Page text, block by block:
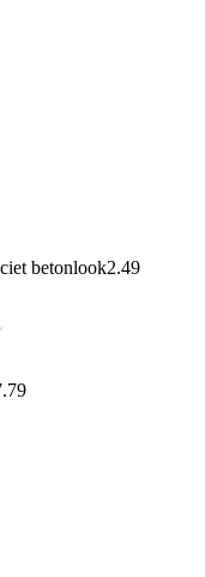
betonlook2.49